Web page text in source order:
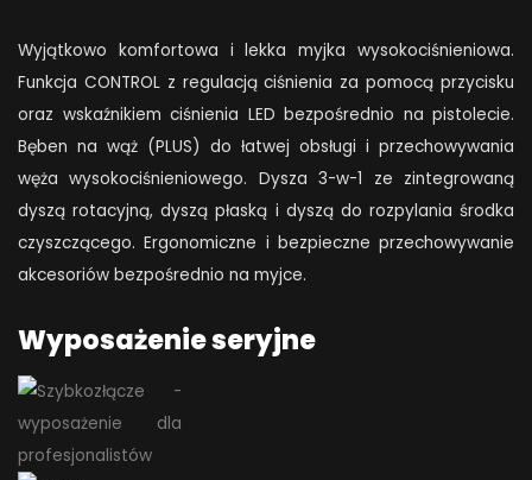
Wyjątkowo komfortowa i lekka myjka wysokociśnieniowa.
Funkcja CONTROL z regulacją ciśnienia za pomocą przycisku
oraz wskaźnikiem ciśnienia LED bezpośrednio na pistolecie.
Bęben na wąż (PLUS) do łatwej obsługi i przechowywania
węża wysokociśnieniowego. Dysza 3-w-1 ze zintegrowaną
dyszą rotacyjną, dyszą płaską i dyszą do rozpylania środka
czyszczącego. Ergonomiczne i bezpieczne przechowywanie
akcesoriów bezpośrednio na myjce.
Wyposażenie seryjne